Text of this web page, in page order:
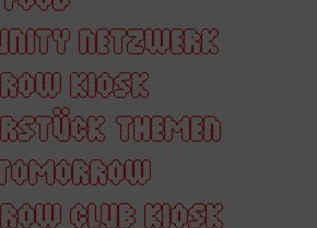
NETZWERK
KIOSK
THEMEN
CLUB KIOSK